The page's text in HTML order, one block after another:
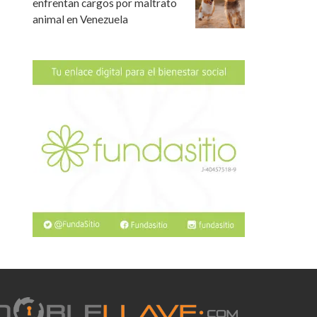
enfrentan cargos por maltrato
animal en Venezuela